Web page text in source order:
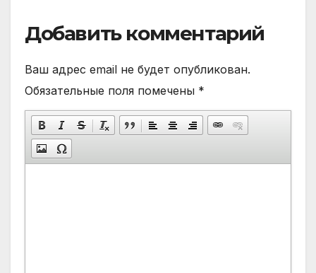
Добавить комментарий
Ваш адрес email не будет опубликован.
Обязательные поля помечены *